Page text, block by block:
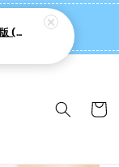
招募中
】